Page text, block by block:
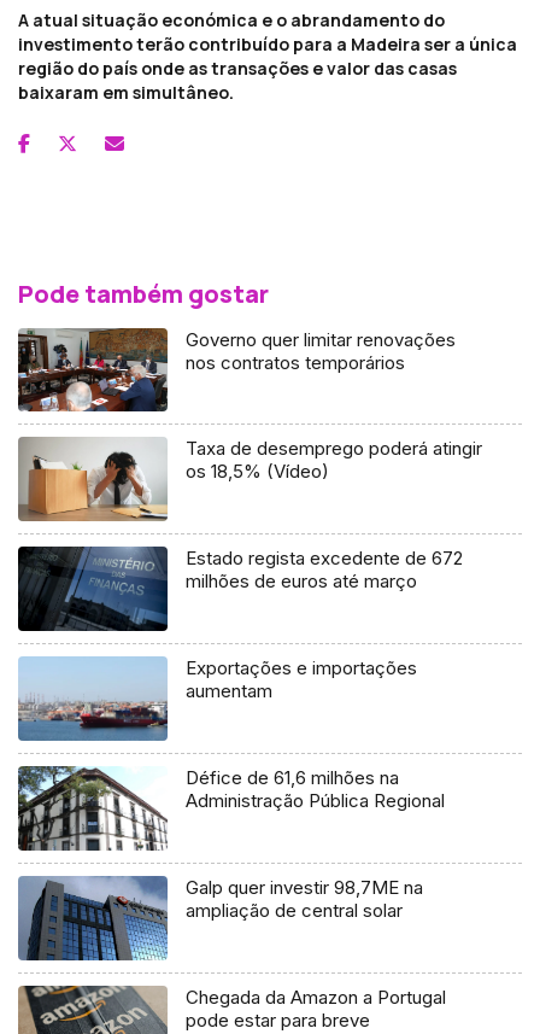
A atual situação económica e o abrandamento do
investimento terão contribuído para a Madeira ser a única
região do país onde as transações e valor das casas
baixaram em simultâneo.
Pode também gostar
Governo quer limitar renovações
nos contratos temporários
Taxa de desemprego poderá atingir
os 18,5% (Vídeo)
Estado regista excedente de 672
milhões de euros até março
Exportações e importações
aumentam
Défice de 61,6 milhões na
Administração Pública Regional
Galp quer investir 98,7ME na
ampliação de central solar
Chegada da Amazon a Portugal
pode estar para breve